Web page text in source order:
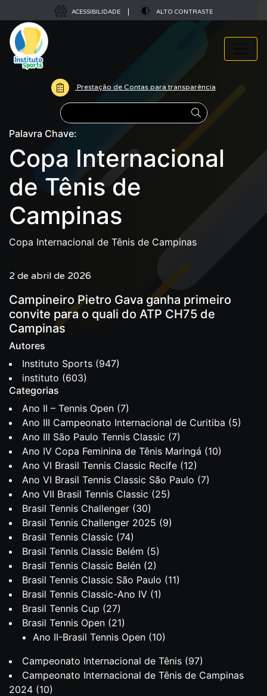
ACESSIBILIDADE ALTO CONTRASTE
Prestação de Contas para transparência
Pesquisar
Palavra Chave:
Copa Internacional
de Tênis de
Campinas
Copa Internacional de Tênis de Campinas
2 de abril de 2026
Campineiro Pietro Gava ganha primeiro
convite para o quali do ATP CH75 de
Campinas
Autores
Instituto Sports (947)
instituto (603)
Categorias
Ano II – Tennis Open (7)
Ano III Campeonato Internacional de Curitiba (5)
Ano III São Paulo Tennis Classic (7)
Ano IV Copa Feminina de Tênis Maringá (10)
Ano VI Brasil Tennis Classic Recife (12)
Ano VI Brasil Tennis Classic São Paulo (7)
Ano VII Brasil Tennis Classic (25)
Brasil Tennis Challenger (30)
Brasil Tennis Challenger 2025 (9)
Brasil Tennis Classic (74)
Brasil Tennis Classic Belém (5)
Brasil Tennis Classic Belén (2)
Brasil Tennis Classic São Paulo (11)
Brasil Tennis Classic-Ano IV (1)
Brasil Tennis Cup (27)
Brasil Tennis Open (21)
Ano II-Brasil Tennis Open (10)
Campeonato Internacional de Tênis (97)
Campeonato Internacional de Tênis de Campinas
2024 (10)